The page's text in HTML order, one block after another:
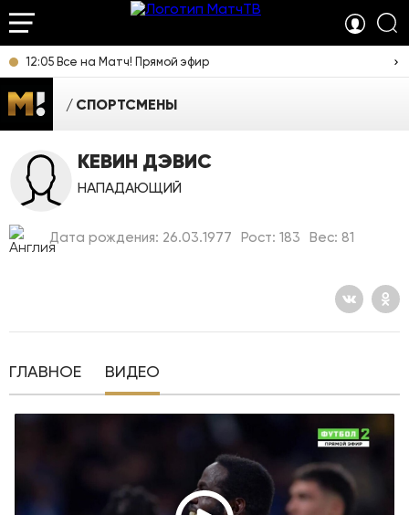
12:05 Все на Матч! Прямой эфир
СПОРТСМЕНЫ
КЕВИН ДЭВИС
НАПАДАЮЩИЙ
Дата рождения: 26.03.1977 Рост: 183 Вес: 81
ГЛАВНОЕ ВИДЕО